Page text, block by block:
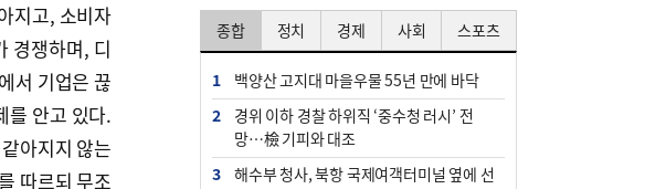
지고, 소비자
경쟁하며, 디
서 기업은 끊
를 안고 있다.
아지지 않는
따르되 무조
종합 정치 경제 사회 스포츠
1
백양산 고지대 마을우물 55년 만에 바닥
2
경위 이하 경찰 하위직 ‘중수청 러시’ 전
망…檢 기피와 대조
3
해수부 청사, 북항 국제여객터미널 옆에 선